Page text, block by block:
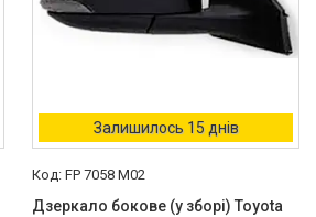
Залишилось 15 днів
FP 7058 M02
Дзеркало бокове (у зборі) Toyota